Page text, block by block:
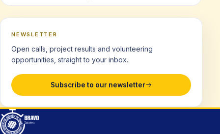
NEWSLETTER
Open calls, project results and volunteering
opportunities, straight to your inbox.
Subscribe to our newsletter